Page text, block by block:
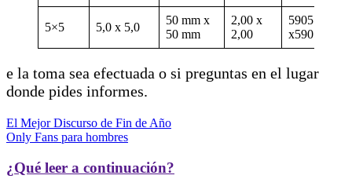
5×5 5,0 x 5,0
50 mm x
50 mm
2,00 x
2,00
5905
x5905
e la toma sea efectuada o si preguntas en el lugar
donde pides informes.
Navegación
de
entradas
El Mejor Discurso de Fin de Año
Only Fans para hombres
¿Qué leer a continuación?